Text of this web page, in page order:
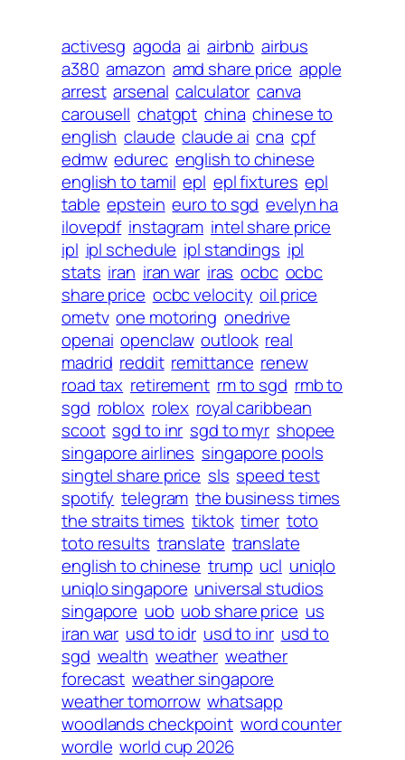
activesg agoda ai airbnb airbus
a380 amazon amd share price apple
arrest arsenal calculator canva
carousell chatgpt china chinese to
english claude claude ai cna cpf
edmw edurec english to chinese
english to tamil epl epl fixtures epl
table epstein euro to sgd evelyn ha
ilovepdf instagram intel share price
ipl ipl schedule ipl standings ipl
stats iran iran war iras ocbc ocbc
share price ocbc velocity oil price
ometv one motoring onedrive
openai openclaw outlook real
madrid reddit remittance renew
road tax retirement rm to sgd rmb to
sgd roblox rolex royal caribbean
scoot sgd to inr sgd to myr shopee
singapore airlines singapore pools
singtel share price sls speed test
spotify telegram the business times
the straits times tiktok timer toto
toto results translate translate
english to chinese trump ucl uniqlo
uniqlo singapore universal studios
singapore uob uob share price us
iran war usd to idr usd to inr usd to
sgd wealth weather weather
forecast weather singapore
weather tomorrow whatsapp
woodlands checkpoint word counter
wordle world cup 2026